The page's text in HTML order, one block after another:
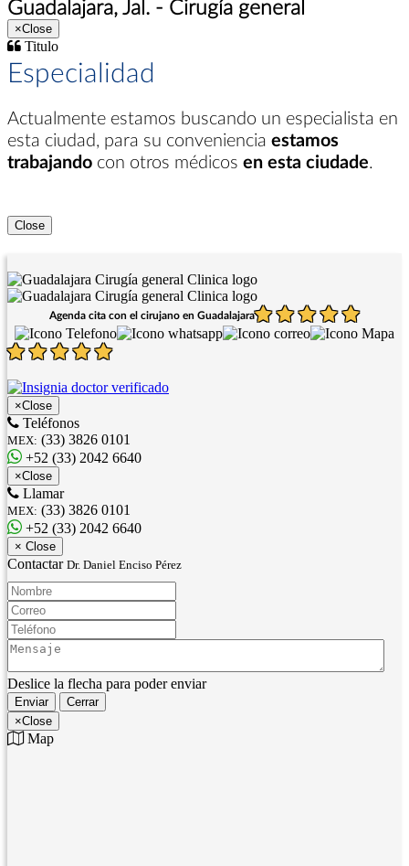
Guadalajara, Jal. - Cirugía general
×Close
Titulo
Especialidad
Actualmente estamos buscando un especialista en
esta ciudad, para su conveniencia estamos
trabajando con otros médicos en esta ciudade.
Close
Agenda cita con el cirujano en Guadalajara
×Close
Teléfonos
MEX: (33) 3826 0101
+52 (33) 2042 6640
×Close
Llamar
MEX: (33) 3826 0101
+52 (33) 2042 6640
× Close
Contactar Dr. Daniel Enciso Pérez
Nombre:
Correo:
Teléfono:
Mensaje:
Deslice la flecha para poder enviar
Enviar
Cerrar
×Close
Map